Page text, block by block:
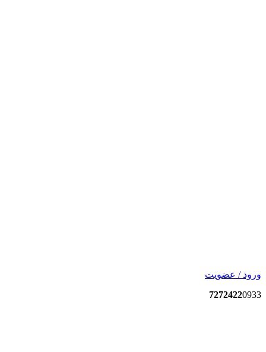
ورود / عضویت
72724220933